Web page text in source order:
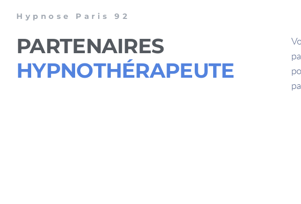
Hypnose Paris 92
PARTENAIRES
HYPNOTHÉRAPEUTE